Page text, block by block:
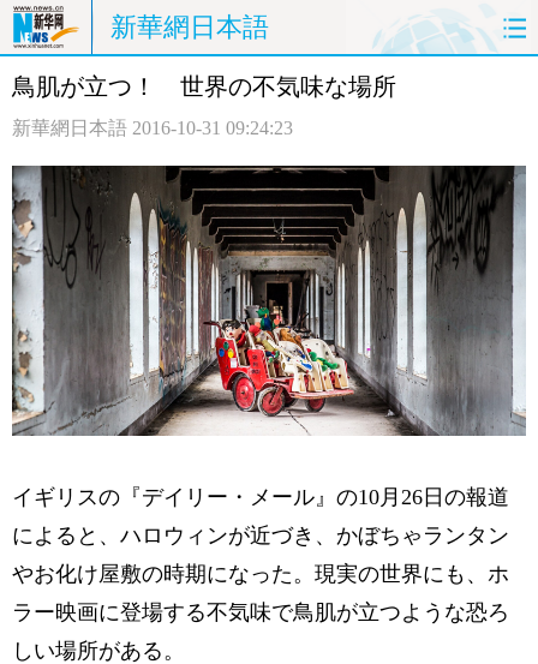
新華網日本語
ホームページ 政治
観光 評論 写真
中日対訳
鳥肌が立つ！ 世界の不気味な場所
新華網日本語 2016-10-31 09:24:23
イギリスの『デイリー・メール』の10月26日の報道
によると、ハロウィンが近づき、かぼちゃランタン
やお化け屋敷の時期になった。現実の世界にも、ホ
ラー映画に登場する不気味で鳥肌が立つような恐ろ
しい場所がある。